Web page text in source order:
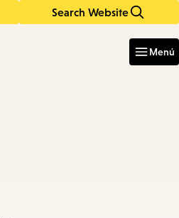
Search Website
Menú